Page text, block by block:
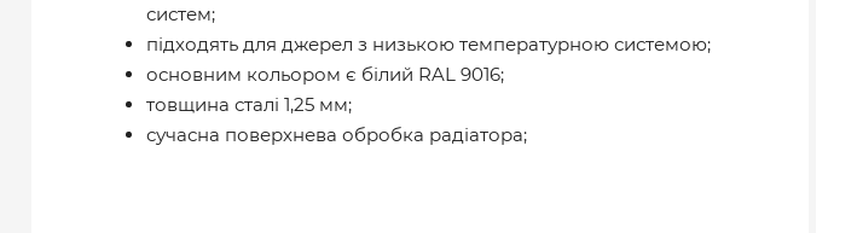
систем;
підходять для джерел з низькою температурною системою;
основним кольором є білий RAL 9016;
товщина сталі 1,25 мм;
сучасна поверхнева обробка радіатора;